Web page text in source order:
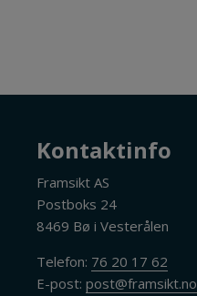
Kontaktinfo
Framsikt AS
Postboks 24
8469 Bø i Vesterålen
Telefon: 76 20 17 62
E-post:post@framsikt.no